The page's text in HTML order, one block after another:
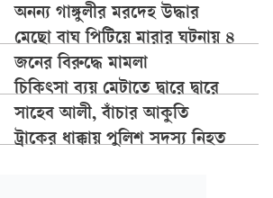
অনন্য গাঙ্গুলীর মরদেহ উদ্ধার
মেছো বাঘ পিটিয়ে মারার ঘটনায় ৪
জনের বিরুদ্ধে মামলা
চিকিৎসা ব্যয় মেটাতে দ্বারে দ্বারে
সাহেব আলী, বাঁচার আকুতি
ট্রাকের ধাক্কায় পুলিশ সদস্য নিহত